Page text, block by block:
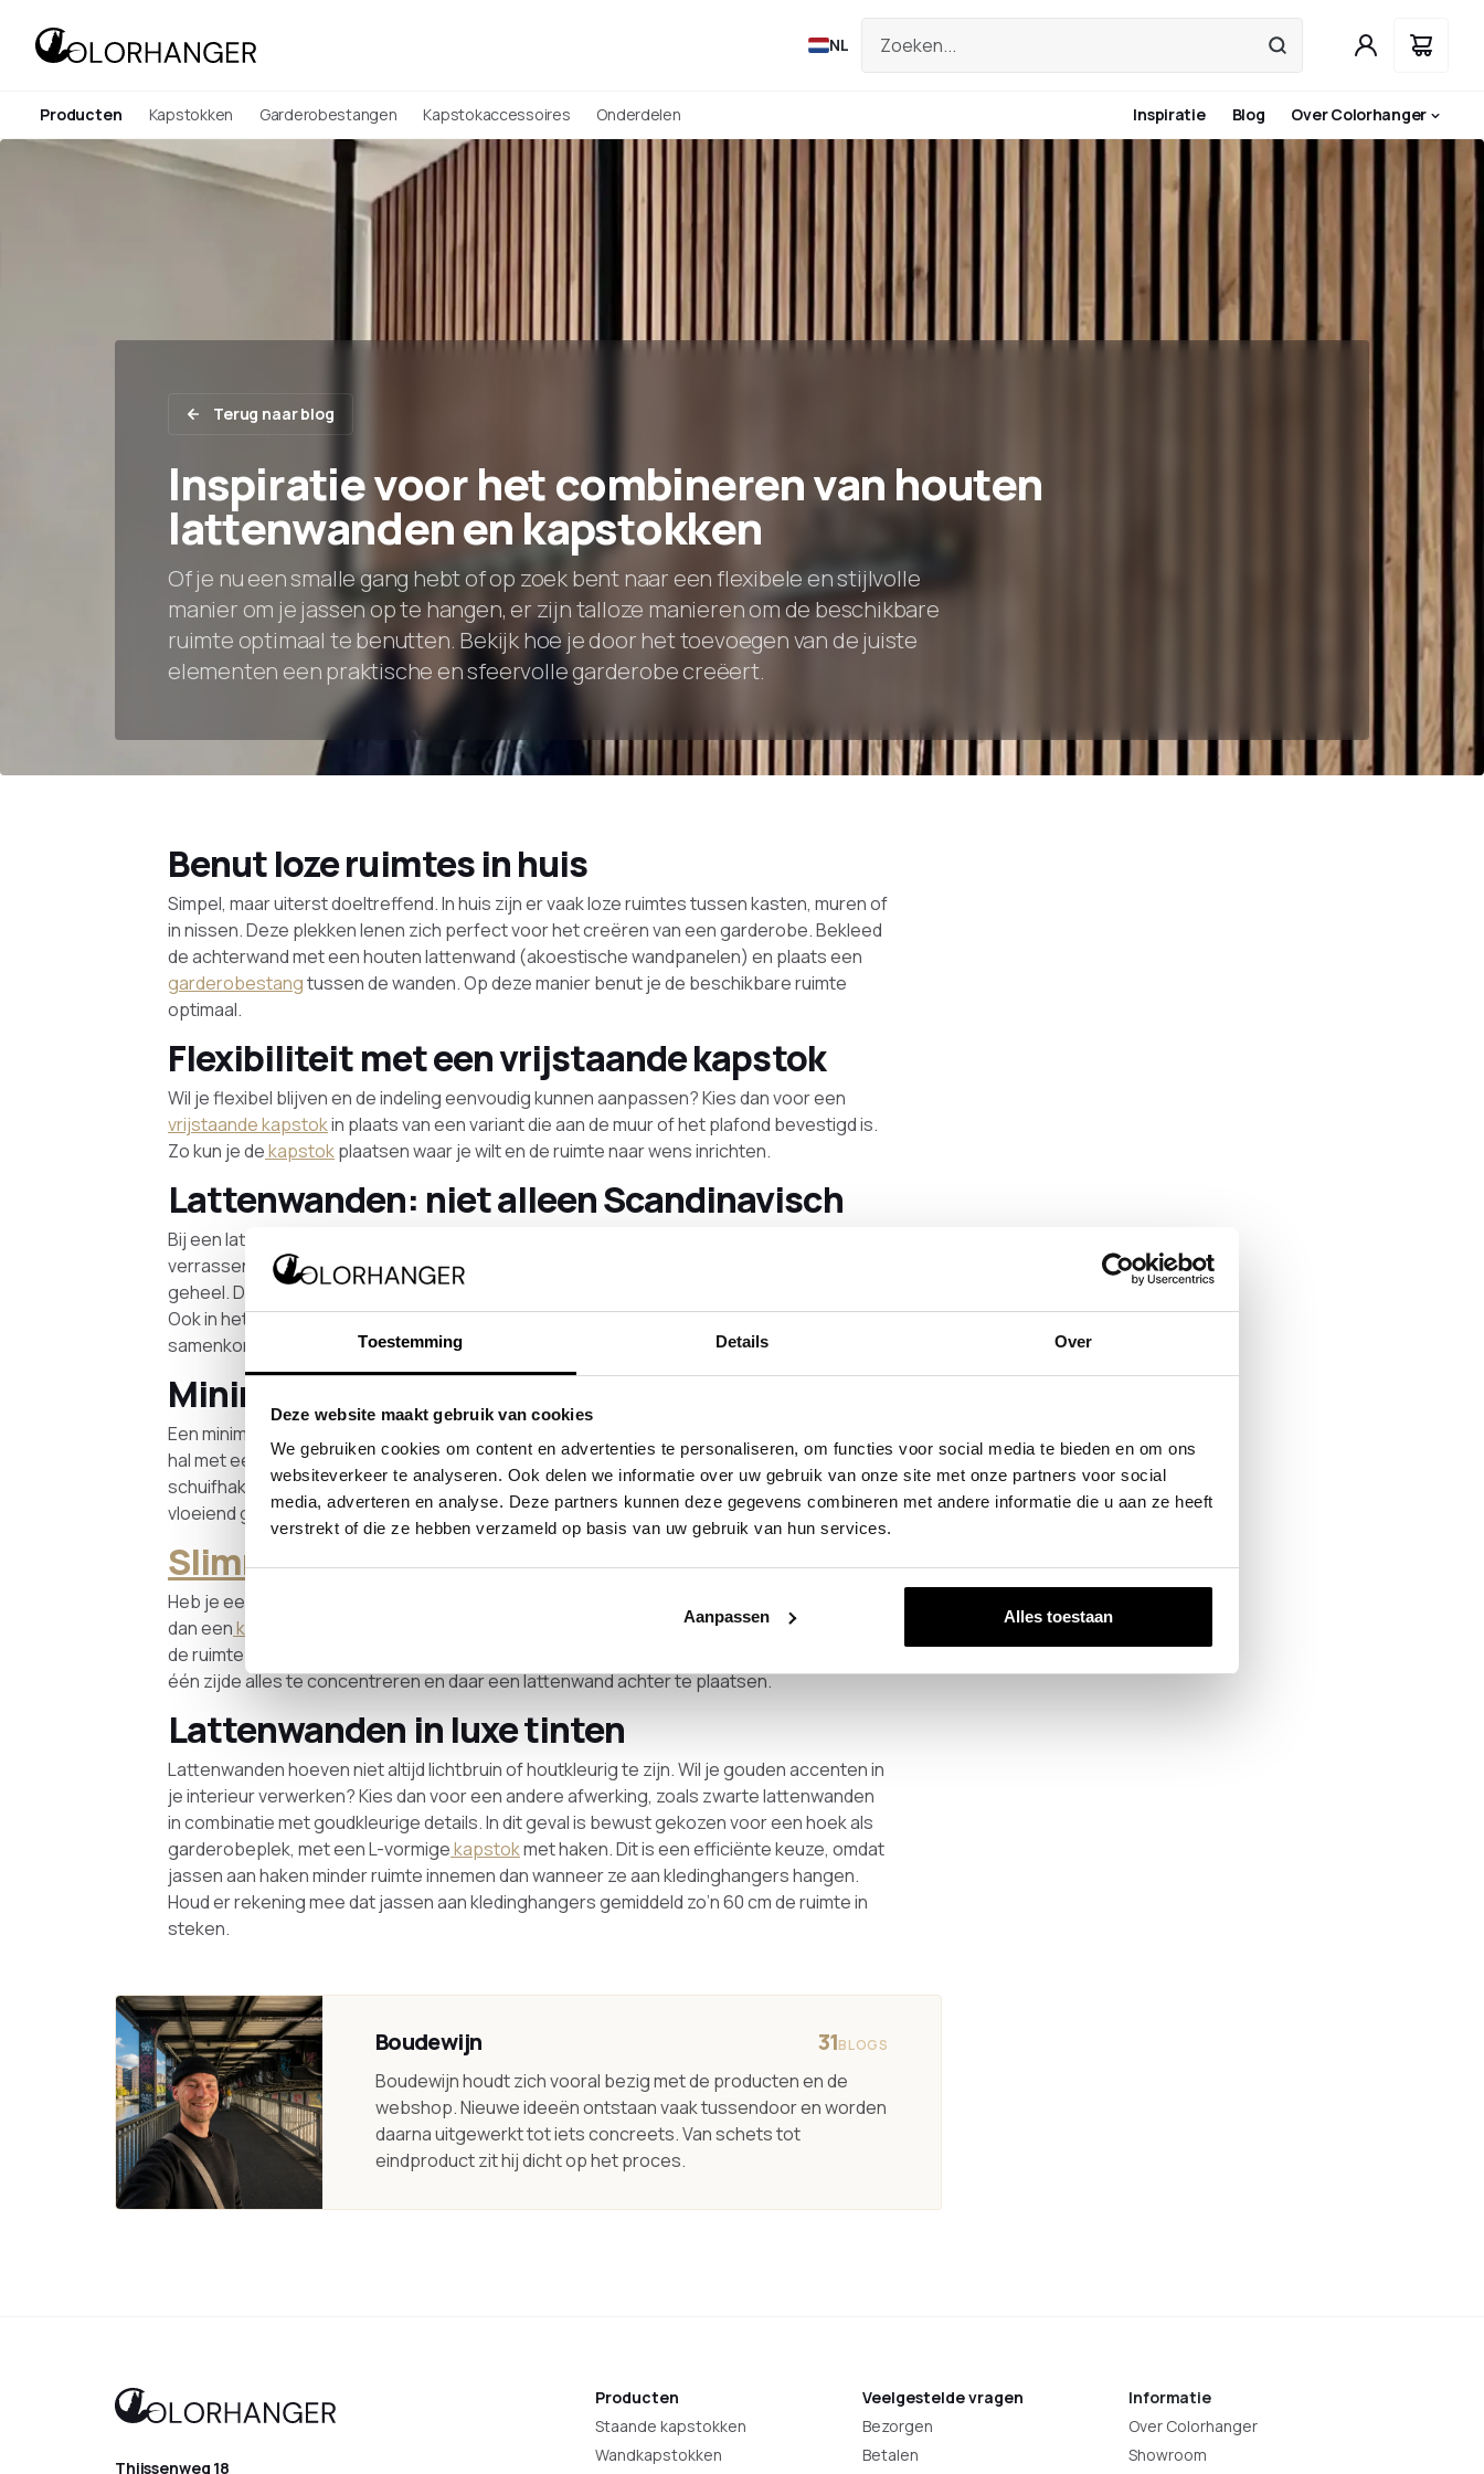
Toestemming Details Over
Deze website maakt gebruik van cookies
We gebruiken cookies om content en advertenties te personaliseren, om functies voor social media te bieden en om ons
websiteverkeer te analyseren. Ook delen we informatie over uw gebruik van onze site met onze partners voor social
media, adverteren en analyse. Deze partners kunnen deze gegevens combineren met andere informatie die u aan ze heeft
verstrekt of die ze hebben verzameld op basis van uw gebruik van hun services.
Aanpassen Alles toestaan
NL
Producten Kapstokken Garderobestangen Kapstokaccessoires Onderdelen Inspiratie Blog Over Colorhanger
Terug naar blog
Inspiratie voor het combineren van houten
lattenwanden en kapstokken
Of je nu een smalle gang hebt of op zoek bent naar een flexibele en stijlvolle
manier om je jassen op te hangen, er zijn talloze manieren om de beschikbare
ruimte optimaal te benutten. Bekijk hoe je door het toevoegen van de juiste
elementen een praktische en sfeervolle garderobe creëert.
Benut loze ruimtes in huis
Simpel, maar uiterst doeltreffend. In huis zijn er vaak loze ruimtes tussen kasten, muren of
in nissen. Deze plekken lenen zich perfect voor het creëren van een garderobe. Bekleed
de achterwand met een houten lattenwand (akoestische wandpanelen) en plaats een
garderobestangtussen de wanden. Op deze manier benut je de beschikbare ruimte
optimaal.
Flexibiliteit met een vrijstaande kapstok
Wil je flexibel blijven en de indeling eenvoudig kunnen aanpassen? Kies dan voor een
vrijstaande kapstokin plaats van een variant die aan de muur of het plafond bevestigd is.
Zo kun je dekapstokplaatsen waar je wilt en de ruimte naar wens inrichten.
Lattenwanden: niet alleen Scandinavisch
Bij een lattenwand denk je misschien meteen aan Scandinavisch design, maar deze stijl is
verrassend veelzijdig. Door de juiste elementen toe te voegen, ontstaat een mooi
geheel. De warme tinten van de houten wand komen terug in losse krukjes en mandjes.
Ook in het plafond kunnen warme kleuren verwerkt worden, waardoor alles mooi
samenkomt.
Minimalistisch en rustgevend design
Een minimalistische benadering kan ook een prachtig effect geven. Denk aan een rustige
hal met een lattenwand in een hoek, gecombineerd met een L-vormigekapstokmet
schuifhaken. Een spiegel met een kleine overlap op de lattenwand zorgt voor een
vloeiend geheel waarin de verschillende elementen naadloos in elkaar overlopen.
Slimme oplossingen voor smalle gangen
Heb je een smalle gang en wil je toch jassen ophangen aan kledinghangers? Overweeg
dan eenkapstok
waarbij de jassen parallel aan de wand hangen. Zo steken ze minder ver
de ruimte in en blijft de gang ruimtelijk en overzichtelijk. Een slimme stylingtip is om aan
één zijde alles te concentreren en daar een lattenwand achter te plaatsen.
Lattenwanden in luxe tinten
Lattenwanden hoeven niet altijd lichtbruin of houtkleurig te zijn. Wil je gouden accenten in
je interieur verwerken? Kies dan voor een andere afwerking, zoals zwarte lattenwanden
in combinatie met goudkleurige details. In dit geval is bewust gekozen voor een hoek als
garderobeplek, met een L-vormigekapstokmet haken. Dit is een efficiënte keuze, omdat
jassen aan haken minder ruimte innemen dan wanneer ze aan kledinghangers hangen.
Houd er rekening mee dat jassen aan kledinghangers gemiddeld zo’n 60 cm de ruimte in
steken.
Boudewijn 31BLOGS
Boudewijn houdt zich vooral bezig met de producten en de
webshop. Nieuwe ideeën ontstaan vaak tussendoor en worden
daarna uitgewerkt tot iets concreets. Van schets tot
eindproduct zit hij dicht op het proces.
Thijssenweg 18
Producten
Staande kapstokken
Wandkapstokken
Veelgestelde vragen
Bezorgen
Betalen
Informatie
Over Colorhanger
Showroom